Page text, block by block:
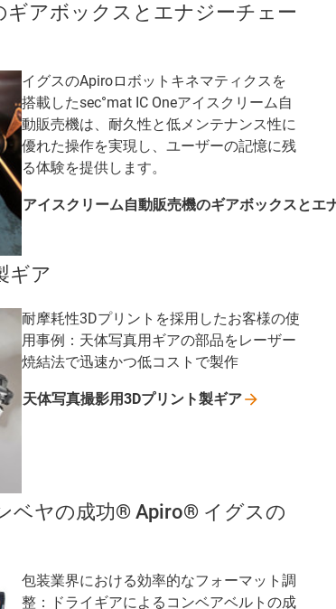
アボックスとエナジーチェー
イグスのApiroロボットキネマティクスを
搭載したsec°mat IC Oneアイスクリーム自
動販売機は、耐久性と低メンテナンス性に
優れた操作を実現し、ユーザーの記憶に残
る体験を提供します。
アイスクリーム自動販売機のギアボックスとエ
ギア
耐摩耗性3Dプリントを採用したお客様の使
用事例：天体写真用ギアの部品をレーザー
焼結法で迅速かつ低コストで製作
天体写真撮影用3Dプリント製ギア
ベヤの成功® Apiro® イグスの
包装業界における効率的なフォーマット調
整：ドライギアによるコンベアベルトの成